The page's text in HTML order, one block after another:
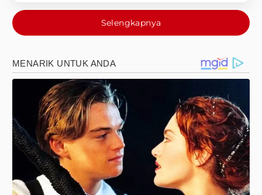
Selengkapnya